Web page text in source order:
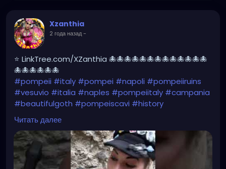
Xzanthia
2 года назад-
⭐ LinkTree.com/XZanthia 🐙🐙🐙🐙🐙🐙🐙🐙🐙🐙🐙🐙🐙
🐙🐙🐙🐙🐙🐙
#pompeii #italy #pompei #napoli #pompeiiruins
#vesuvio #italia #naples #pompeiitaly #campania
#beautifulgoth #pompeiscavi #history
#archaeology
#traveling #archeologia
#pompeiitempusvita#vesuvius#bastilledan
#gothic #pompeya#cosplay#rome#xzanthia
#kylesimmons
#pompeitempusvita
Читать далее